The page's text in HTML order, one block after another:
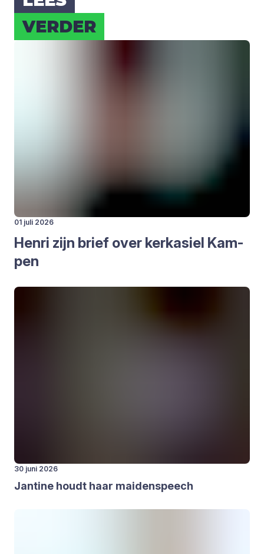
VER­DER
01 juli 2026
Hen­ri zijn brief over kerk­asiel Kam­
pen
30 juni 2026
Jan­ti­ne houdt haar mai­den­speech